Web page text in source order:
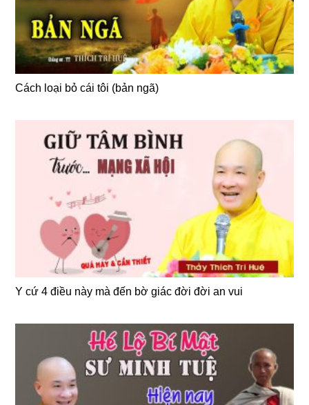
Cách loại bỏ cái tôi (bản ngã)
Y cứ 4 điều này mà đến bờ giác đời đời an vui